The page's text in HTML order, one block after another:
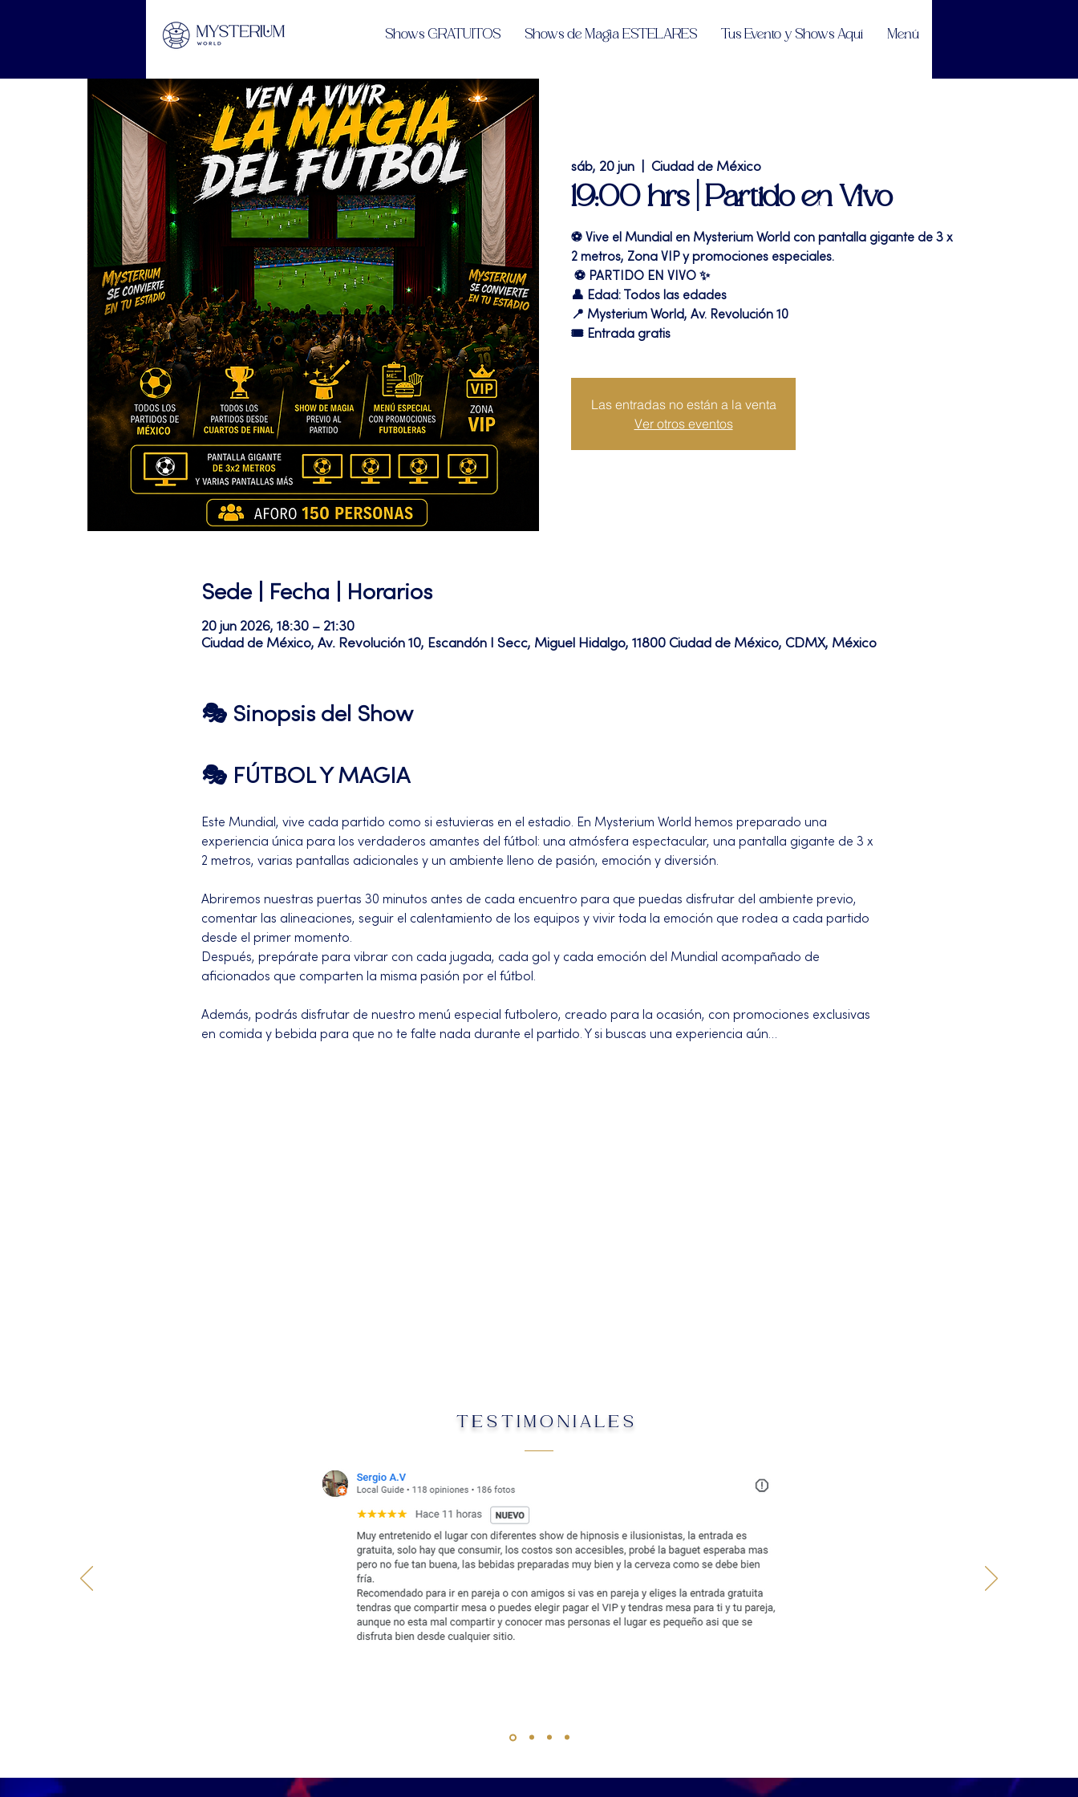
Shows GRATUITOS Shows de Magia ESTELARES Tus Evento y Shows Aquí Menú
sáb, 20 jun Ciudad de México
19:00 hrs | Partido en Vivo
⚽ Vive el Mundial en Mysterium World con pantalla gigante de 3 x
2 metros, Zona VIP y promociones especiales.
⚽️ PARTIDO EN VIVO ✨
👤 Edad: Todos las edades
📍 Mysterium World, Av. Revolución 10
🎟️ Entrada gratis
Las entradas no están a la venta
Ver otros eventos
Sede | Fecha | Horarios
20 jun 2026, 18:30 – 21:30
Ciudad de México, Av. Revolución 10, Escandón I Secc, Miguel Hidalgo, 11800 Ciudad de México, CDMX, México
🎭 Sinopsis del Show
🎭 FÚTBOL Y MAGIA
Este Mundial, vive cada partido como si estuvieras en el estadio. En Mysterium World hemos preparado una
experiencia única para los verdaderos amantes del fútbol: una atmósfera espectacular, una pantalla gigante de 3 x
2 metros, varias pantallas adicionales y un ambiente lleno de pasión, emoción y diversión.
Abriremos nuestras puertas 30 minutos antes de cada encuentro para que puedas disfrutar del ambiente previo,
comentar las alineaciones, seguir el calentamiento de los equipos y vivir toda la emoción que rodea a cada partido
desde el primer momento.
Después, prepárate para vibrar con cada jugada, cada gol y cada emoción del Mundial acompañado de
aficionados que comparten la misma pasión por el fútbol.
Además, podrás disfrutar de nuestro menú especial futbolero, creado para la ocasión, con promociones exclusivas
en comida y bebida para que no te falte nada durante el partido. Y si buscas una experiencia aún…
TESTIMONIALES